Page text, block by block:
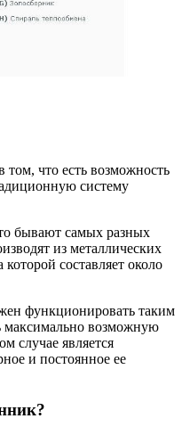
том, что есть возможность
систему
бывают самых разных
из металлических
составляет около
функционировать таким
максимально возможную
случае является
и постоянное ее